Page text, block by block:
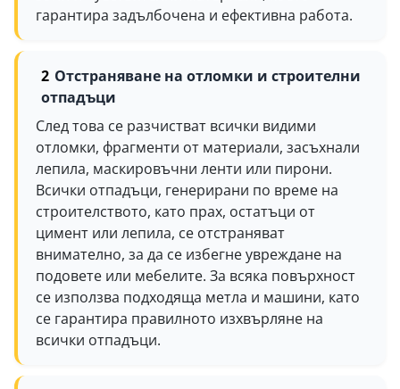
гарантира задълбочена и ефективна работа.
Отстраняване на отломки и строителни
отпадъци
След това се разчистват всички видими
отломки, фрагменти от материали, засъхнали
лепила, маскировъчни ленти или пирони.
Всички отпадъци, генерирани по време на
строителството, като прах, остатъци от
цимент или лепила, се отстраняват
внимателно, за да се избегне увреждане на
подовете или мебелите. За всяка повърхност
се използва подходяща метла и машини, като
се гарантира правилното изхвърляне на
всички отпадъци.